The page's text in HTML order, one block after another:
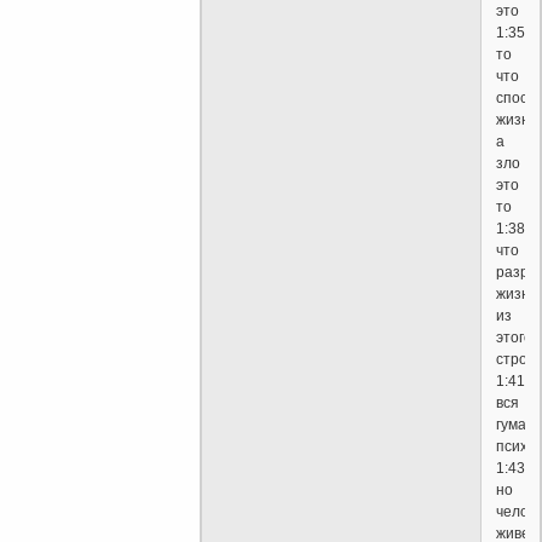
это
1:35
то
что
жизни
а
зло
это
то
1:38
что
жизнь
из
этого
1:41
вся
1:43
но
живет